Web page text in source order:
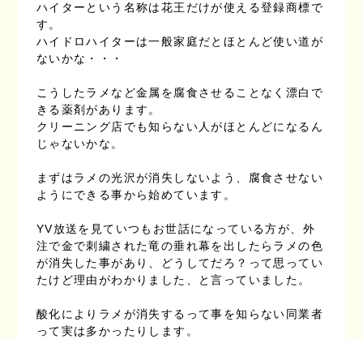
ハイターという名称は花王だけが使える登録商標で
す。
ハイドロハイターは一般家庭だとほとんど使い道が
ないかな・・・
こうしたラメなど金属を腐食させることなく漂白で
きる薬剤があります。
クリーニング店でも知らない人がほとんどになるん
じゃないかな。
まずはラメの光沢が消失しないよう、腐食させない
ようにできる事から始めています。
YV放送を見ていつもお世話になっている方が、外
注で金で刺繍された竜の垂れ幕を出したらラメの色
が消失した事があり、どうしてだろ？って思ってい
たけど理由がわかりました、と言っていました。
酸化によりラメが消失するって事を知らない同業者
って実は多かったりします。